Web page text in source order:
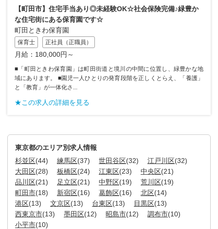
【町田市】住宅手当あり◎未経験OK☆社会保険完備♪緑豊か
な住宅街にある保育園です☆
町田ときわ保育園
保育士 正社員（正職員）
月給：180,000円～
■「町田ときわ保育園」は町田街道と境川の中間に位置し、緑豊かな地
域にあります。 ■園児一人ひとりの発育段階を正しくとらえ、「養護」
と「教育」が一体化さ...
★この求人の詳細を見る
東京都のエリア別求人情報
杉並区(44) 練馬区(37) 世田谷区(32) 江戸川区(32)
大田区(28) 板橋区(24) 江東区(23) 中央区(21)
品川区(21) 足立区(21) 中野区(19) 荒川区(19)
町田市(18) 新宿区(16) 葛飾区(16) 北区(14)
港区(13) 文京区(13) 台東区(13) 目黒区(13)
西東京市(13) 墨田区(12) 昭島市(12) 調布市(10)
小平市(10)